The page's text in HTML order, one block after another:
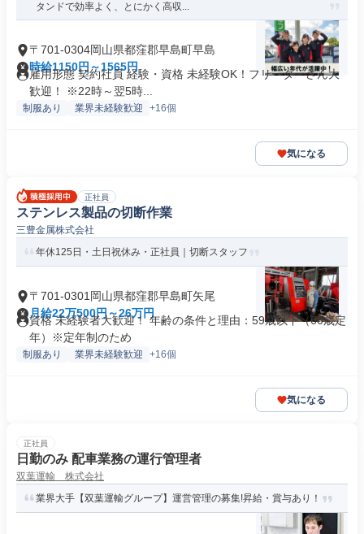
タンドで効率よく、とにかく高収...
〒701-0304岡山県都窪郡早島町早島
時給1150円～1565円
雇用形態 契約社員 経験・資格 未経験OK！フリーターさん大
歓迎！ ※22時～翌5時...
制服あり 業界未経験歓迎 +16個
気になる
正社員
ステンレス製品の切断作業
三豊金属株式会社
年休125日・土日祝休み・正社員｜切断スタッフ
〒701-0301岡山県都窪郡早島町矢尾
月給22万500円～26万円
資格 未経験者大歓迎！ 年齢の条件と理由：59歳以下（60歳定
年）※定年制のため
制服あり 業界未経験歓迎 +16個
気になる
正社員
日勤のみ 配車業務の運行管理者
双葉運輸 株式会社
業界大手【双葉運輸グループ】運営管理の募集!昇給・賞与あり！